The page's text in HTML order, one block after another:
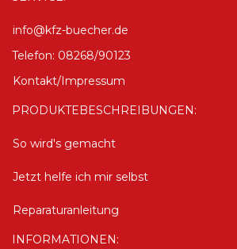
info@kfz-buecher.de
Telefon: 08268/90123
Kontakt/Impressum
PRODUKTEBESCHREIBUNGEN:
So wird's gemacht
Jetzt helfe ich mir selbst
Reparaturanleitung
INFORMATIONEN: